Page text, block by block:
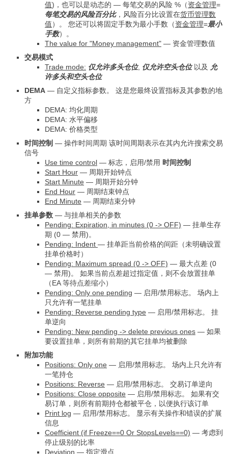
值)，也可以是动态的 — 每笔交易的风险 %（资金管理=
每笔交易的风险百分比，风险百分比设置在货币管理数
值）。 您还可以将固定手数为最小手数（资金管理=最小
手数）。
The value for "Money management" — 资金管理数值
交易模式
Trade mode: 仅允许多头仓位, 仅允许空头仓位以及 允
许多头和空头仓位
DEMA — 自定义指标参数。 这是您最终设置指标及其参数的地
方
DEMA: 均化周期
DEMA: 水平偏移
DEMA: 价格类型
时间控制 — 操作时间周期 该时间周期表示在其内允许搜索交易
信号
Use time control — 标志，启用/禁用 时间控制
Start Hour — 周期开始钟点
Start Minute — 周期开始分钟
End Hour — 周期结束钟点
End Minute — 周期结束分钟
挂单参数 — 与挂单相关的参数
Pending: Expiration, in minutes (0 -> OFF) — 挂单生存
期 (0 — 禁用)。
Pending: Indent — 挂单距当前价格的间距（未明确设置
挂单价格时）
Pending: Maximum spread (0 -> OFF) — 最大点差 (0
— 禁用)。 如果当前点差超过指定值，则不会放置挂单
（EA 等待点差缩小）
Pending: Only one pending — 启用/禁用标志。 场内上
只允许有一笔挂单
Pending: Reverse pending type — 启用/禁用标志。 挂
单逆向
Pending: New pending -> delete previous ones — 如果
要设置挂单，则所有前期的其它挂单均被删除
附加功能
Positions: Only one — 启用/禁用标志。 场内上只允许有
一笔持仓
Positions: Reverse — 启用/禁用标志。 交易订单逆向
Positions: Close opposite — 启用/禁用标志。 如果有交
易订单，则所有前期持仓都被平仓，以便执行该订单
Print log — 启用/禁用标志。 显示有关操作和错误的扩展
信息
Coefficient (if Freeze==0 Or StopsLevels==0) — 考虑到
停止级别的比率
Deviation — 指定滑点